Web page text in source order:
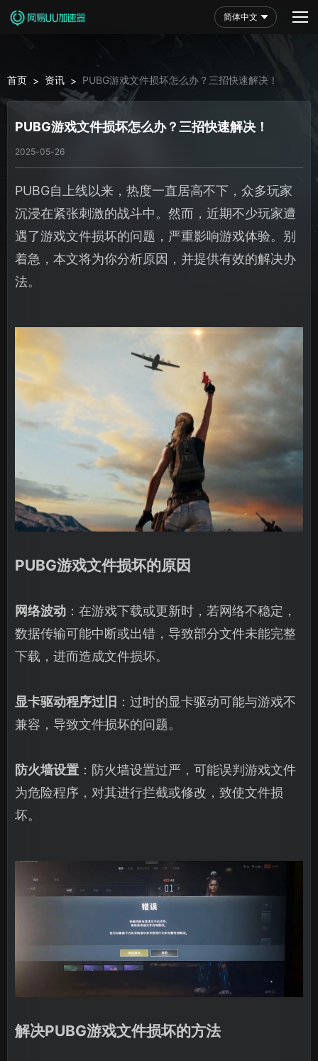
简体中文
首页 > 资讯 > PUBG游戏文件损坏怎么办？三招快速解决！
PUBG游戏文件损坏怎么办？三招快速解决！
2025-05-26
PUBG自上线以来，热度一直居高不下，众多玩家
沉浸在紧张刺激的战斗中。然而，近期不少玩家遭
遇了游戏文件损坏的问题，严重影响游戏体验。别
着急，本文将为你分析原因，并提供有效的解决办
法。
PUBG游戏文件损坏的原因
网络波动 ：在游戏下载或更新时，若网络不稳定，
数据传输可能中断或出错，导致部分文件未能完整
下载，进而造成文件损坏。
显卡驱动程序过旧 ：过时的显卡驱动可能与游戏不
兼容，导致文件损坏的问题。
防火墙设置 ：防火墙设置过严，可能误判游戏文件
为危险程序，对其进行拦截或修改，致使文件损
坏。
解决PUBG游戏文件损坏的方法